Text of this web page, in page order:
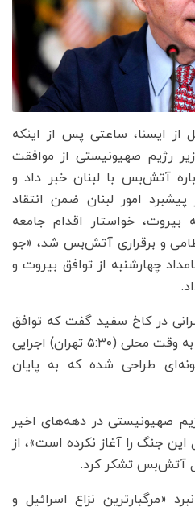
از ایسنا، ساعتی پس از اینکه
رژیم صهیونیستی از موافقت
آتش‌بس با لبنان خبر داد و
امور لبنان ضمن انتقاد
خواستار اقدام جامعه
و برقراری آتش‌بس شد، «جو
چهارشنبه از توافق بیروت و
در کاخ سفید گفت که توافق
آتش‌بس ساعت چهار بامداد به وقت محلی (۵:۳۰ تهران) اجرایی
طراحی شده که به پایان
صهیونیستی در دهه‌های اخیر
جنگ را آغاز نکرده است»، از
آتش‌بس تشکر کرد.
«مرگبارترین نزاع اسرائیل و